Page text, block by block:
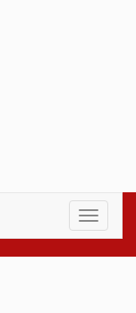
Toggle